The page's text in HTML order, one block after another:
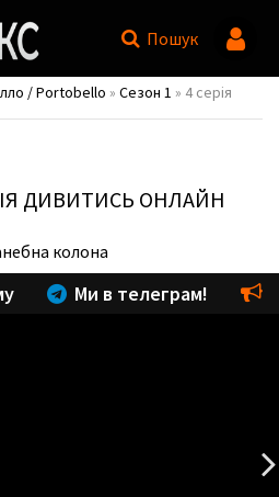
Пошук
/ Portobello » Сезон 1 » 4 серія
ДИВИТИСЬ ОНЛАЙН
колона
Ми в телеграм!